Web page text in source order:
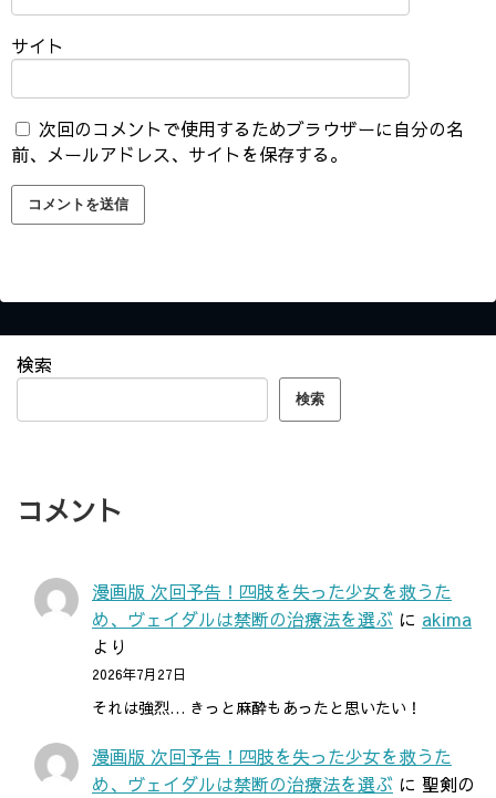
サイト
次回のコメントで使用するためブラウザーに自分の名
前、メールアドレス、サイトを保存する。
検索
検索
コメント
漫画版 次回予告！四肢を失った少女を救うた
め、ヴェイダルは禁断の治療法を選ぶ に akima
より
2026年7月27日
それは強烈… きっと麻酔もあったと思いたい！
漫画版 次回予告！四肢を失った少女を救うた
め、ヴェイダルは禁断の治療法を選ぶ に 聖剣の